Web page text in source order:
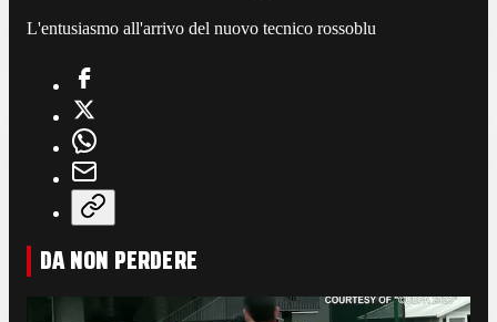
L'entusiasmo all'arrivo del nuovo tecnico rossoblu
DA NON PERDERE